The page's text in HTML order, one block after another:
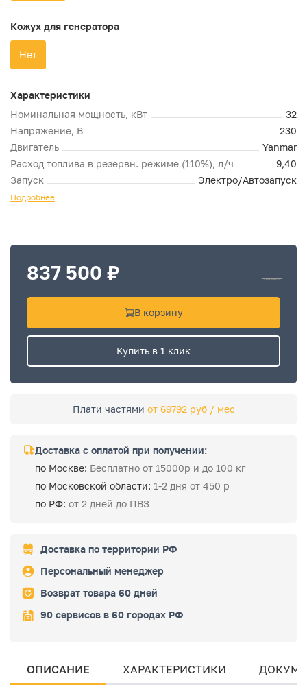
Кожух для генератора
Нет
Характеристики
Номинальная мощность, кВт
32
Напряжение, В
230
Двигатель
Yanmar
Расход топлива в резервн. режиме (110%), л/ч
9,40
Запуск
Электро/Автозапуск
Подробнее
837 500 ₽ 1 234 800 ₽ ₽
В корзину
Купить в 1 клик
Плати частями от 69792 руб / мес
Доставка с оплатой при получении:
по Москве: Бесплатно от 15000р и до 100 кг
по Московской области: 1-2 дня от 450 р
по РФ: от 2 дней до ПВЗ
Доставка по территории РФ
Персональный менеджер
Возврат товара 60 дней
90 сервисов в 60 городах РФ
ОПИСАНИЕ ХАРАКТЕРИСТИКИ